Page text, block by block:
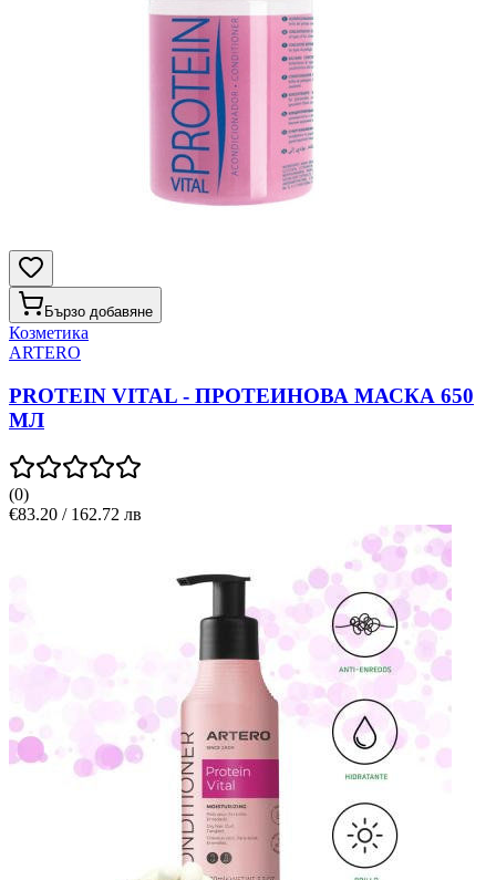
Бързо добавяне
Козметика
ARTERO
PROTEIN VITAL - ПРОТЕИНОВА МАСКА 650
МЛ
(0)
€83.20 / 162.72 лв